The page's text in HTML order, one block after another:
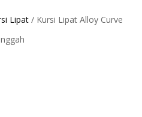
Lipat/ Kursi Lipat Alloy Curve